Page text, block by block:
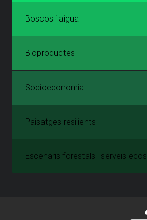
Boscos i aigua
Bioproductes
Socioeconomia
Paisatges resilients
Escenaris forestals i serveis